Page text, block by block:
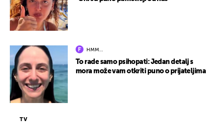
HMM…
To rade samo psihopati: Jedan detalj s
mora može vam otkriti puno o prijateljima
TV